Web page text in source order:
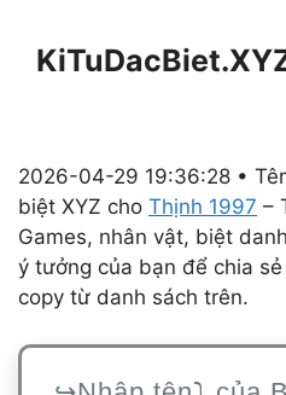
2026-04-29 19:36:28 •
biệt XYZ cho Thịnh 1997 –
Games, nhân vật, biệt
ý tưởng của bạn để chia
copy từ danh sách trên.